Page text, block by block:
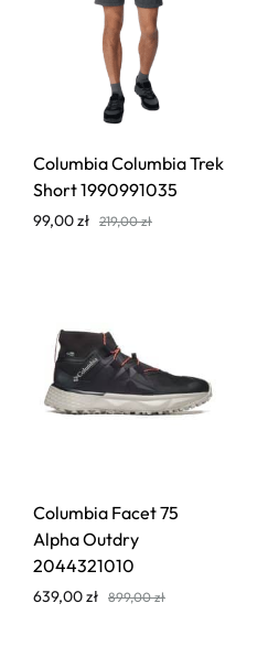
Columbia Columbia Trek
Short 1990991035
99,00zł 219,00zł
Columbia Facet 75
Alpha Outdry
2044321010
639,00zł 899,00zł